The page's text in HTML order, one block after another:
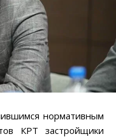
нормативным
КРТ застройщики